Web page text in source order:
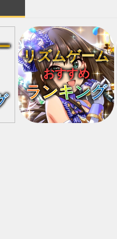
リズムゲーム
おすすめ
ランキング